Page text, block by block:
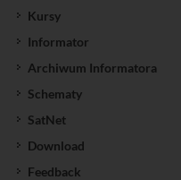
Kursy
Informator
Archiwum Informatora
Schematy
SatNet
Download
Feedback